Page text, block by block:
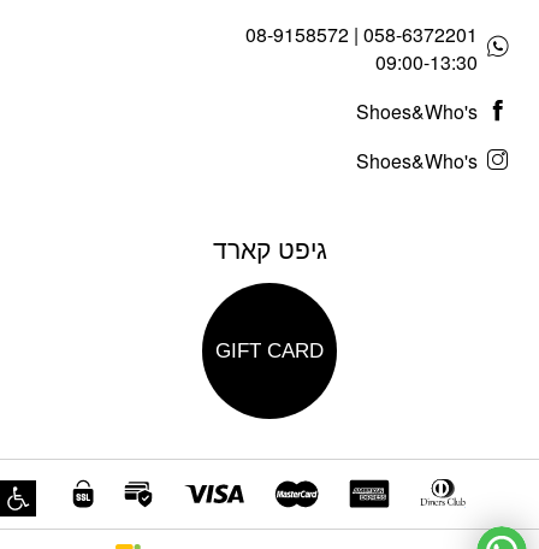
058-6372201 | 08-9158572
09:00-13:30
Shoes&Who's
Shoes&Who's
גיפט קארד
GIFT CARD